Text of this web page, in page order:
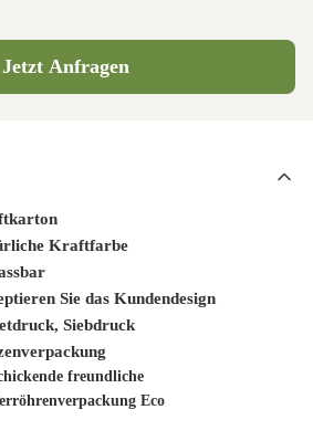
Jetzt Anfragen
Kraftfarbe
Sie das Kundendesign
Siebdruck
freundliche
Eco